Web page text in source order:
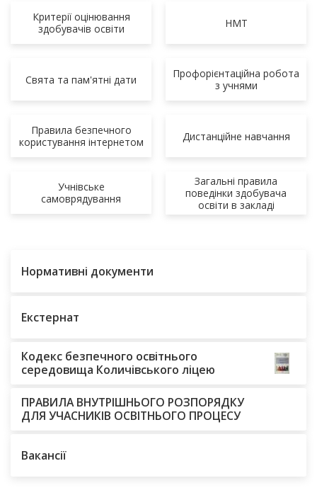
Критерії оцінювання
здобувачів освіти
НМТ
Свята та пам'ятні дати
Профорієнтаційна робота
з учнями
Правила безпечного
користування інтернетом
Дистанційне навчання
Учнівське
самоврядування
Загальні правила
поведінки здобувача
освіти в закладі
Нормативні документи
Екстернат
Кодекс безпечного освітнього
середовища Количівського ліцею
ПРАВИЛА ВНУТРІШНЬОГО РОЗПОРЯДКУ
ДЛЯ УЧАСНИКІВ ОСВІТНЬОГО ПРОЦЕСУ
Вакансії